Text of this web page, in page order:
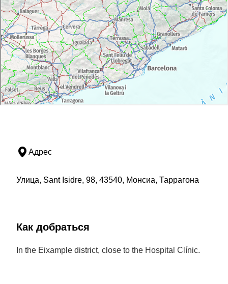
Адрес
Улица, Sant Isidre, 98, 43540, Монсиа, Таррагона
Как добраться
In the Eixample district, close to the Hospital Clínic.